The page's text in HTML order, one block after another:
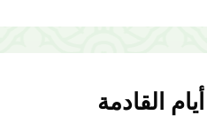
القادمة